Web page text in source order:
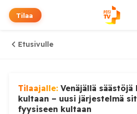
Tilaa
Etusivulle
Tilaajalle: Venäjällä
kultaan – uusi järjestelmä
fyysiseen kultaan